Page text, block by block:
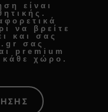
είναι
να βρείτε
και σας
σας
premium
κάθε χώρο.